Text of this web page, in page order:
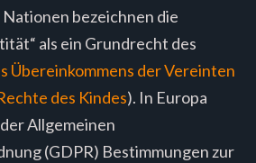
bezeichnen die
als ein Grundrecht des
Übereinkommens der Vereinten
des Kindes). In Europa
Allgemeinen
(GDPR) Bestimmungen zur